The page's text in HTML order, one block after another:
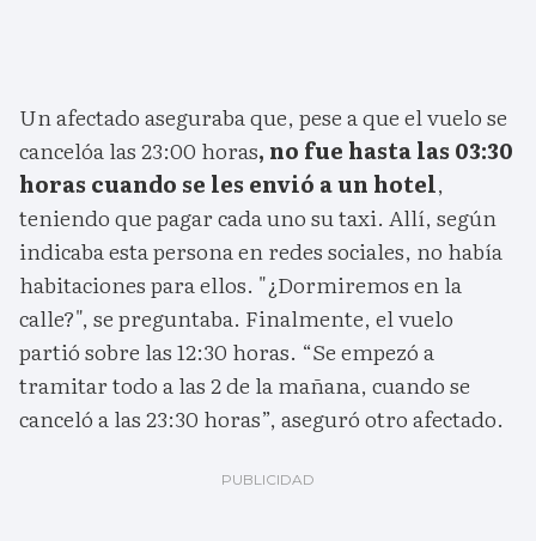
Un afectado aseguraba que, pese a que el vuelo se
cancelóa las 23:00 horas, no fue hasta las 03:30
horas cuando se les envió a un hotel,
teniendo que pagar cada uno su taxi. Allí, según
indicaba esta persona en redes sociales, no había
habitaciones para ellos. "¿Dormiremos en la
calle?", se preguntaba. Finalmente, el vuelo
partió sobre las 12:30 horas. “Se empezó a
tramitar todo a las 2 de la mañana, cuando se
canceló a las 23:30 horas”, aseguró otro afectado.